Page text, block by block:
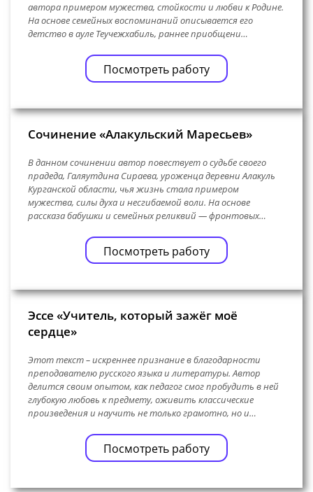
автора примером мужества, стойкости и любви к Родине.
На основе семейных воспоминаний описывается его
детство в ауле Теучежхабиль, раннее приобщени…
Посмотреть работу
Сочинение «Алакульский Маресьев»
В данном сочинении автор повествует о судьбе своего
прадеда, Галяутдина Сираева, уроженца деревни Алакуль
Курганской области, чья жизнь стала примером
мужества, силы духа и несгибаемой воли. На основе
рассказа бабушки и семейных реликвий — фронтовых…
Посмотреть работу
Эссе «Учитель, который зажёг моё
сердце»
Этот текст – искреннее признание в благодарности
преподавателю русского языка и литературы. Автор
делится своим опытом, как педагог смог пробудить в ней
глубокую любовь к предмету, оживить классические
произведения и научить не только грамотно, но и…
Посмотреть работу